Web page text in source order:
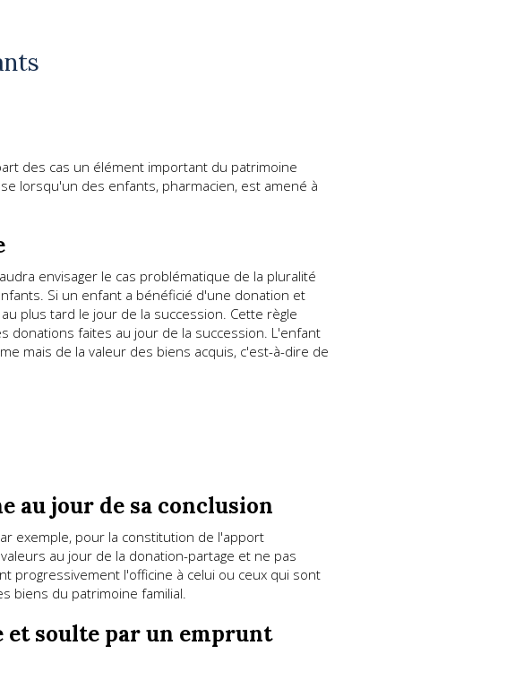
des cas un élément important du patrimoine
lorsqu'un des enfants, pharmacien, est amené à
envisager le cas problématique de la pluralité
Si un enfant a bénéficié d'une donation et
plus tard le jour de la succession. Cette règle
donations faites au jour de la succession. L'enfant
mais de la valeur des biens acquis, c'est-à-dire de
au jour de sa conclusion
exemple, pour la constitution de l'apport
au jour de la donation-partage et ne pas
progressivement l'officine à celui ou ceux qui sont
biens du patrimoine familial.
et soulte par un emprunt